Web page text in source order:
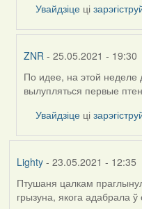
JonУвайдзіце ці
ZNR - 25.05.2021 - 19:30
In
reply
Jon
По идее, на этой неделе
вылупляться первые
Увайдзіце ці
Lighty- 23.05.2021 - 12:35
Птушаня цалкам
грызуна, якога адабрала ў